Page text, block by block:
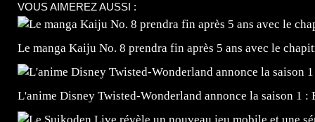
VOUS AIMEREZ AUSSI :
Le manga Kaiju No. 8 prendra fin après 5 ans avec le
L'anime Disney Twisted-Wonderland annonce la saison 1